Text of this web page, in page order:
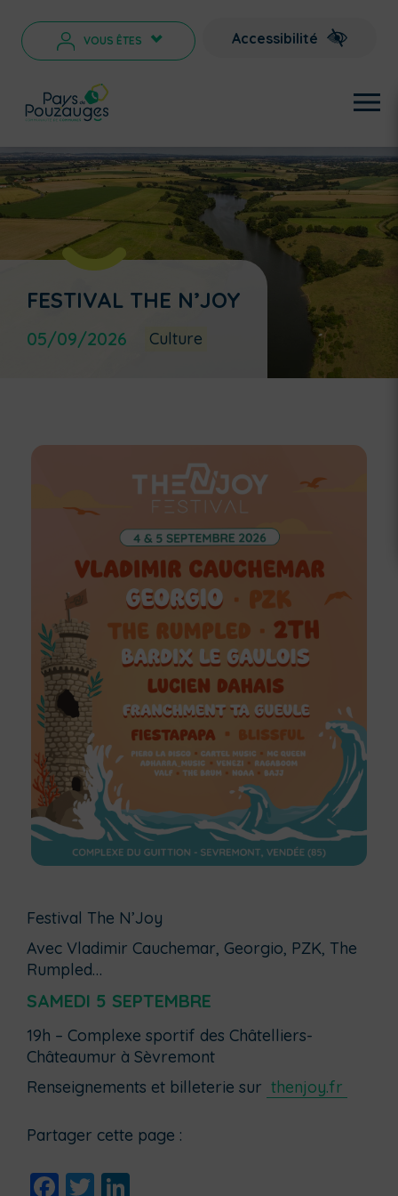
VOUS ÊTES > Accessibilité
FESTIVAL THE N’JOY
05/09/2026 Culture
Festival The N’Joy
Avec Vladimir Cauchemar, Georgio, PZK, The
Rumpled…
SAMEDI 5 SEPTEMBRE
19h – Complexe sportif des Châtelliers-
Châteaumur à Sèvremont
Renseignements et billeterie sur thenjoy.fr
Partager cette page :
Facebook
Twitter